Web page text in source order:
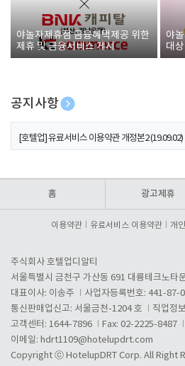
야놀자제휴점 금융혜택제공 위한
제휴 및 금융서비스 게시
야
대
폰
공지사항
[호텔업] 개인정보 처리방침 개정본1 (19.09.02)
[호텔업] 유료서비스 이용약관 개정본2 (19.09.02)
홈 광고제휴
이용약관 유료서비스 이용약관 개
주식회사 호텔업디알티
서울특별시 금천구 가산동 691 대륭테크노타
대표이사: 이송주
사업자등록번호: 441-87-
통신판매업신고: 서울금천-1204 호
직업정
고객센터: 1644-7896
Fax: 02-2225-8487
이메일: hdrt1109@hotelupdrt.com
Copyright ⓒ HotelupDRT Corp. All Right